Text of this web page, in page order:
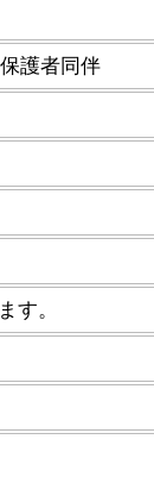
護者同伴
す。